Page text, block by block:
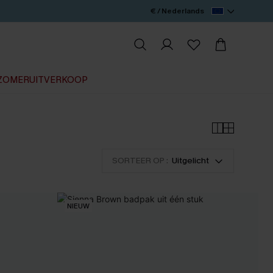
€ / Nederlands
SORTEER OP : Uitgelicht
NIEUW